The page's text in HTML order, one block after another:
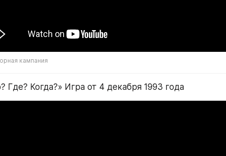
кампания
Где? Когда?» Игра от 4 декабря 1993 года